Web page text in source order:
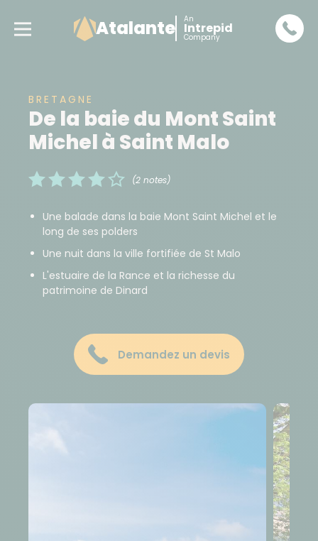
Atalante An
Intrepid
Company
BRETAGNE
De la baie du Mont Saint
Michel à Saint Malo
(2 notes)
Une balade dans la baie Mont Saint Michel et le
long de ses polders
Une nuit dans la ville fortifiée de St Malo
L'estuaire de la Rance et la richesse du
patrimoine de Dinard
Demandez un devis